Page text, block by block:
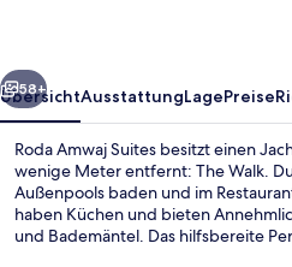
Weiter
58+
ÜbersichtAusstattungLagePreise
Roda Amwaj Suites besitzt einen
wenige Meter entfernt: The Walk.
Außenpools baden und im
haben Küchen und bieten
und Bademäntel. Das hilfsbereite